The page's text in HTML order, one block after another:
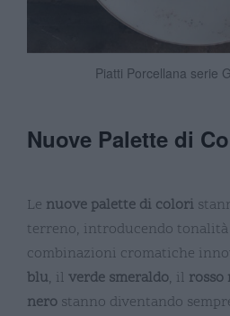
Piatti Porcellana serie
Nuove Palette di
Le nuove palette di colori
terreno, introducendo tonalità
combinazioni cromatiche
blu, il verde smeraldo, il
nero stanno diventando